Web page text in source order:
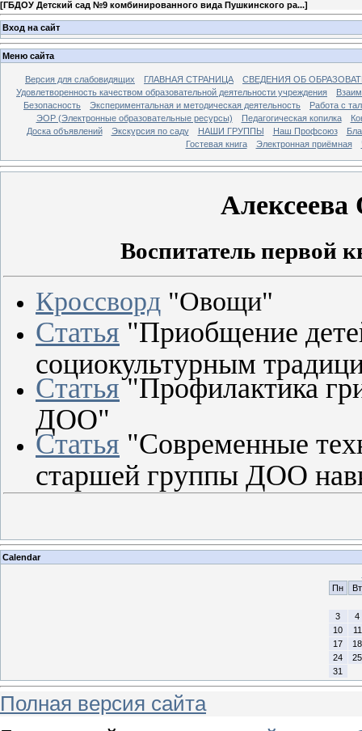
[ГБДОУ Детский сад №9 комбинированного вида Пушкинского ра...]
Вход на сайт
Меню сайта
Версия для слабовидящих ГЛАВНАЯ СТРАНИЦА
СВЕДЕНИЯ ОБ
Удовлетворенность качеством образовательной деятельности учреждения
Безопасность
Экспериментальная и методическая деятельность
Работа с
ЭОР (Электронные образовательные ресурсы)
Педагогическая копилка
Доска объявлений
Экскурсия по саду НАШИ ГРУППЫ Наш Профсоюз
Гостевая книга
Электронная приёмная
Воспитатель первой
Кроссворд "Овощи"
Статья "Приобщение
социокультурным
Статья"Профилактика
ДОО"
Статья "Современные
старшей группы ДОО
Calendar
Пн
Вт
3
4
10
11
17
18
24
25
31
Полная версия сайта